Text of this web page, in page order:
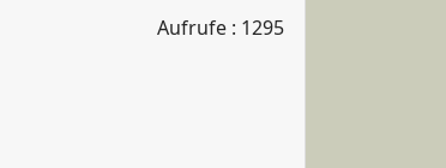
Aufrufe : 1295